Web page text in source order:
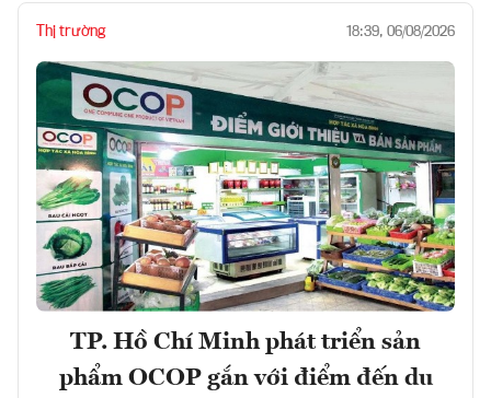
Thị trường 18:39, 06/08/2026
TP. Hồ Chí Minh phát triển sản
phẩm OCOP gắn với điểm đến du